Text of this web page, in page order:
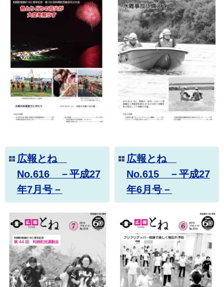
広報とね
No.616 －平成27
年7月号－
広報とね
No.615 －平成27
年6月号－